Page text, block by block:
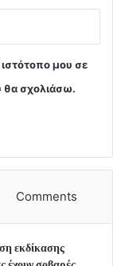
μου σε
θα σχολιάσω.
Comments
εκδίκασης